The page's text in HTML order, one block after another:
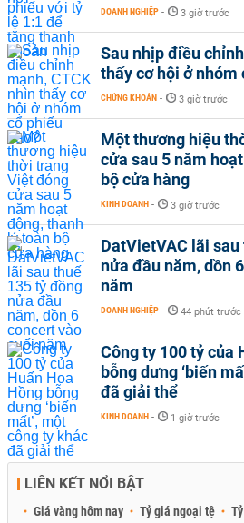
DOANH NGHIỆP - 3 giờ trước
Sau nhịp điều
thấy cơ hội ở nhóm
CHỨNG KHOÁN - 3 giờ trước
Một thương hiệu
cửa sau 5 năm
bộ cửa hàng
KINH DOANH - 3 giờ trước
DatVietVAC lãi
nửa đầu năm, dồn
năm
DOANH NGHIỆP - 44 phút trước
Công ty 100 tỷ của
bỗng dưng ‘biến
đã giải thể
KINH DOANH - 1 giờ trước
LIÊN KẾT NỔI BẬT
Giá vàng hôm nay Tỷ giá ngoại tệ